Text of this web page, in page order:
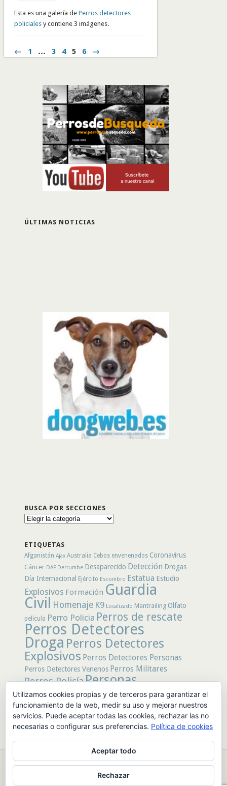
Esta es una galería de Perros detectores
policialesy contiene 3 imágenes.
← 1 … 3 4 5 6 →
ÚLTIMAS NOTICIAS
BUSCA POR SECCIONES
Busca
ETIQUETAS
Afganistán Ajax Australia Cebos envenenados Coronavirus
Cáncer DAF Derrumbe Desaparecido Detección Drogas
Día Internacional Ejército Escombro Estatua Estudio
Explosivos Formación Guardia
Civil Homenaje K9 Localizado Mantrailing Olfato
película Perro Policia Perros de rescate
Perros Detectores
Droga Perros Detectores
Explosivos Perros Detectores Personas
Perros Detectores Venenos Perros Militares
Perros PolicíaPersonas
Desaparecidas Policía Policía Local
Policía Nacionalrastro rescate Restos
humanosTerremoto Tertulias Caninas Unidad
canina Veneno Video
© 2026 PerrosdeBusqueda |Política de Privacidad y Aviso Legal|
Utilizamos cookies propias y de terceros para garantizar el
funcionamiento de la web, medir su uso y mejorar nuestros
servicios. Puede aceptar todas las cookies, rechazar las no
necesarias o configurar sus preferencias. Política de cookies
Aceptar todo
Rechazar